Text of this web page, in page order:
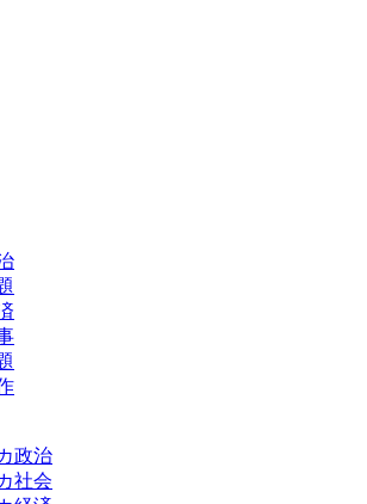
政治
社会